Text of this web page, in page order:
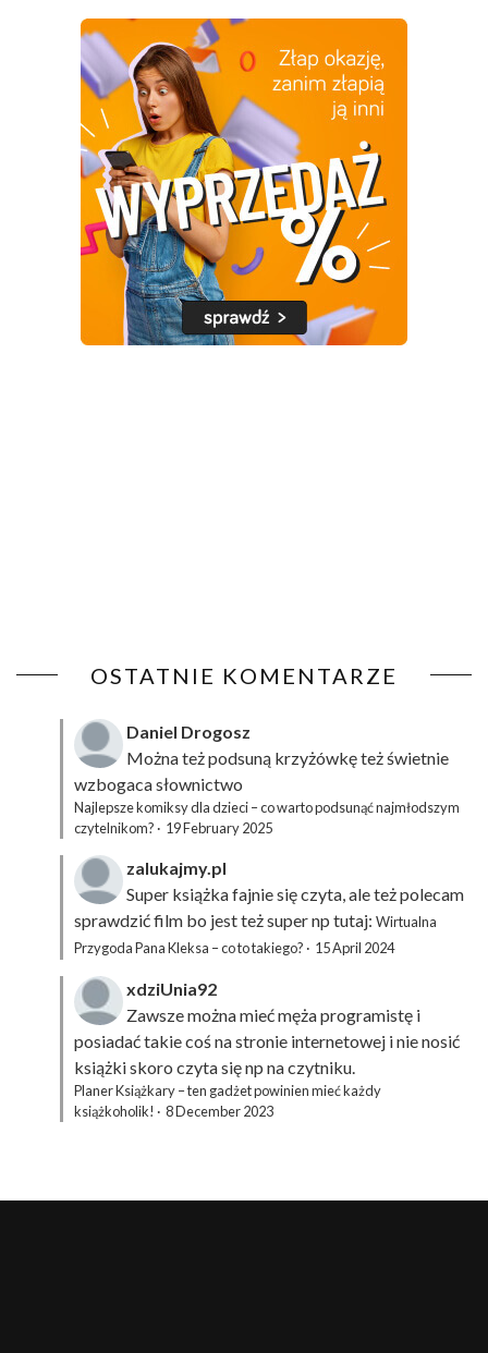
OSTATNIE KOMENTARZE
Daniel Drogosz
Można też podsuną krzyżówkęteż świetnie
wzbogaca słownictwo
Najlepsze komiksy dla dzieci – co warto podsunąć najmłodszym
czytelnikom? · 19 February 2025
zalukajmy.pl
Super książka fajnie się czyta, ale też polecam
sprawdzić film bo jest też super np tutaj: Wirtualna
Przygoda Pana Kleksa – co to takiego? · 15 April 2024
xdziUnia92
Zawsze można mieć męża programistę i
posiadać takie coś na stronie internetowej i nie nosić
książki skoro czyta się np na czytniku.
Planer Książkary – ten gadżet powinien mieć każdy
książkoholik! · 8 December 2023